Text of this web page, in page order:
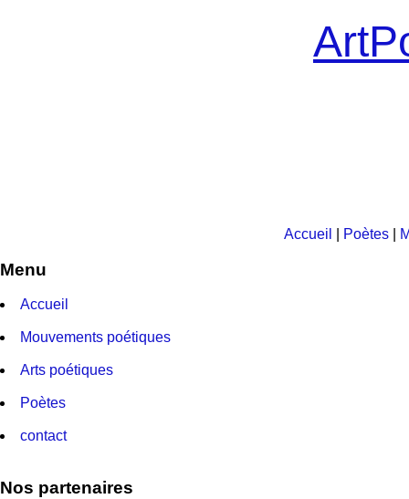
Accueil Poètes|
Menu
Accueil
Mouvements poétiques
Arts poétiques
Poètes
contact
Nos partenaires